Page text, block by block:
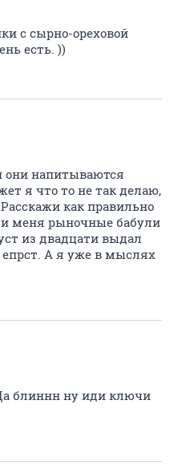
с сырно-ореховой
есть. ))
они напитываются
я что то не так делаю,
как правильно
меня рыночные бабули
из двадцати выдал
А я уже в мыслях
блиннн ну иди ключи